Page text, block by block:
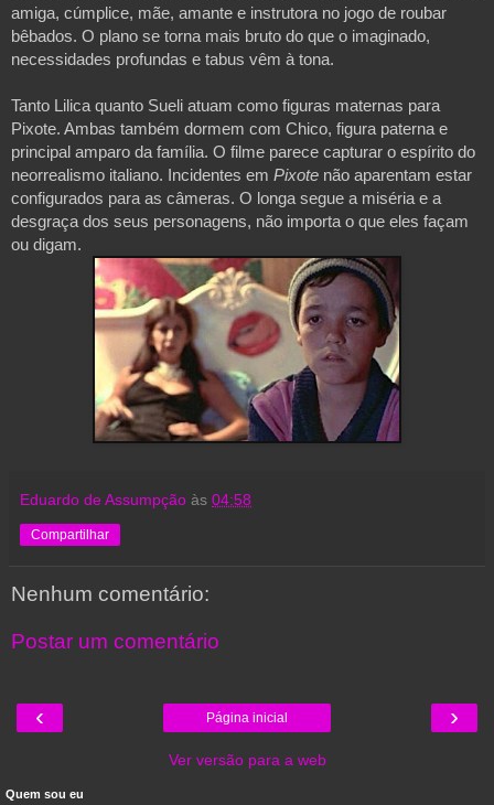
amiga, cúmplice, mãe, amante e instrutora no jogo de roubar
bêbados. O plano se torna mais bruto do que o imaginado,
necessidades profundas e tabus vêm à tona.
Tanto Lilica quanto Sueli atuam como figuras maternas para
Pixote. Ambas também dormem com Chico, figura paterna e
principal amparo da família. O filme parece capturar o espírito do
neorrealismo italiano. Incidentes em Pixote não aparentam estar
configurados para as câmeras. O longa segue a miséria e a
desgraça dos seus personagens, não importa o que eles façam
ou digam.
Eduardo de Assumpção às 04:58
Compartilhar
Nenhum comentário:
Postar um comentário
‹ ›
Página inicial
Ver versão para a web
Quem sou eu